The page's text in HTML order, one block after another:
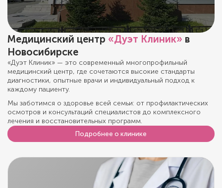
Медицинский центр «Дуэт Клиник» в
Новосибирске
«Дуэт Клиник» — это современный многопрофильный
медицинский центр, где сочетаются высокие стандарты
диагностики, опытные врачи и индивидуальный подход к
каждому пациенту.
Мы заботимся о здоровье всей семьи: от профилактических
осмотров и консультаций специалистов до комплексного
лечения и восстановительных программ.
Подробнее о клинике